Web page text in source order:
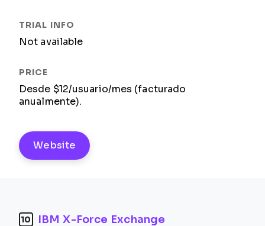
Not available
Desde $12/usuario/mes (facturado
anualmente).
Website
10 IBM X-Force Exchange